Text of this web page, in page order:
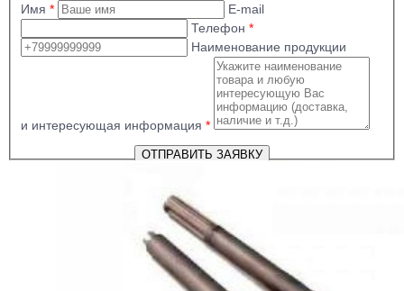
Имя *
E-mail
Телефон *
Наименование продукции
и интересующая информация *